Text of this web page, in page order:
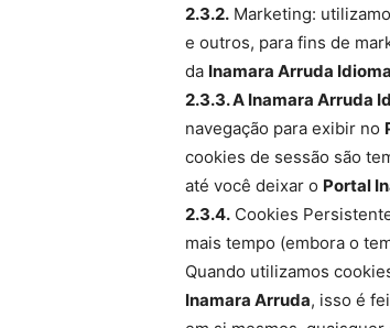
2.3.2. Marketing:
e outros, para fins de
da Inamara Arruda
2.3.3. A Inamara Arruda
navegação para exibir no
cookies de sessão são
até você deixar o Portal
2.3.4. Cookies
mais tempo (embora o
Quando utilizamos
Inamara Arruda, isso é